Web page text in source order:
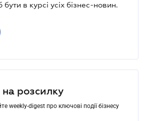
в курсі усіх бізнес-новин.
на розсилку
weekly-digest про ключові події бізнесу